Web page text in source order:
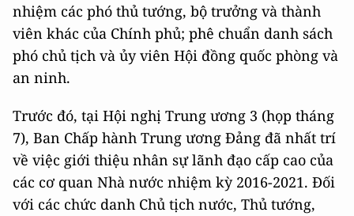
nhiệm các phó thủ tướng, bộ trưởng và thành
viên khác của Chính phủ; phê chuẩn danh sách
phó chủ tịch và ủy viên Hội đồng quốc phòng và
an ninh.
Trước đó, tại Hội nghị Trung ương 3 (họp tháng
7), Ban Chấp hành Trung ương Đảng đã nhất trí
về việc giới thiệu nhân sự lãnh đạo cấp cao của
các cơ quan Nhà nước nhiệm kỳ 2016-2021. Đối
với các chức danh Chủ tịch nước, Thủ tướng,